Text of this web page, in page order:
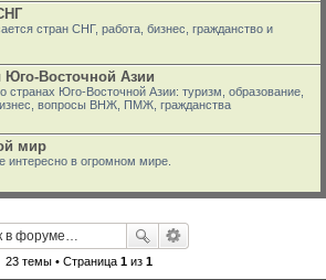
стран СНГ, работа, бизнес, гражданство и
Юго-Восточной Азии
странах Юго-Восточной Азии: туризм, образование,
вопросы ВНЖ, ПМЖ, гражданства
мир
интересно в огромном мире.
23 темы • Страница 1из 1